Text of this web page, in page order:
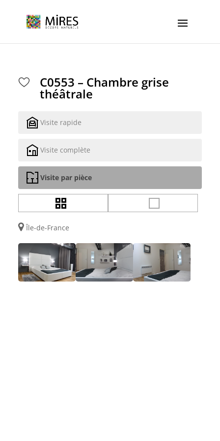
C0553 – Chambre grise
théâtrale
Visite rapide
Visite complète
Visite par pièce
Île-de-France